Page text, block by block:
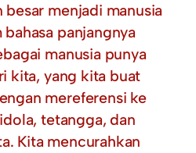
besar menjadi manusia
panjangnya
manusia punya
kita, yang kita buat
mereferensi ke
tetangga, dan
Kita mencurahkan